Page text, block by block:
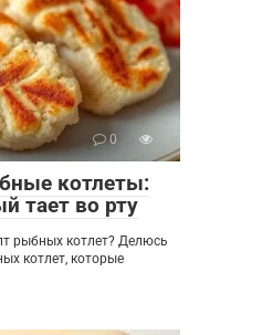
0
котлеты:
тает во рту
рыбных котлет? Делюсь
котлет, которые